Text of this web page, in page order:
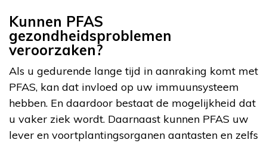
Kunnen PFAS
gezondheidsproblemen
veroorzaken?
Als u gedurende lange tijd in aanraking komt met
PFAS, kan dat invloed op uw immuunsysteem
hebben. En daardoor bestaat de mogelijkheid dat
u vaker ziek wordt. Daarnaast kunnen PFAS uw
lever en voortplantingsorganen aantasten en zelfs